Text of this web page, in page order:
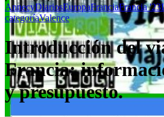
AnnecyDiariosEuropaFranciaFrancia '23
categoríaValence
Introducción del
Francia:
y presupuesto.